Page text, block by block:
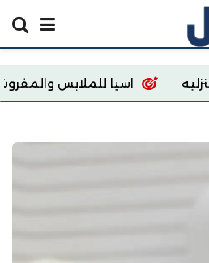
اسيا للملابس والمفروشات